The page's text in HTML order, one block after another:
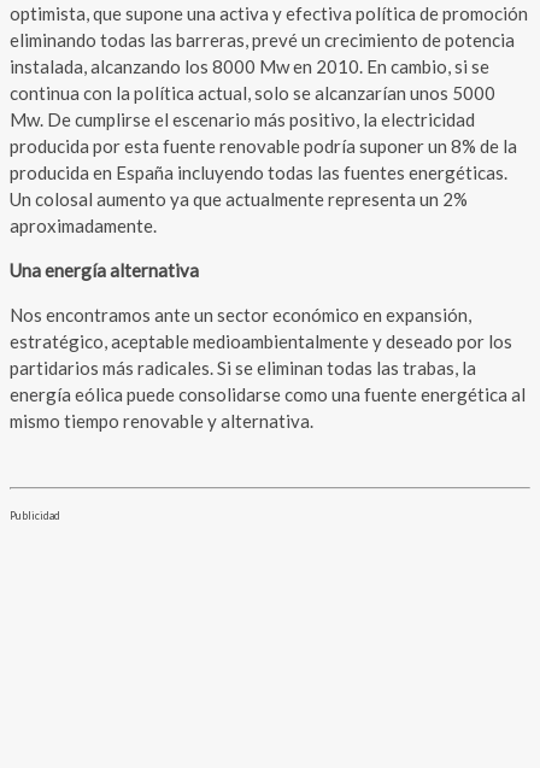
optimista, que supone una activa y efectiva política de promoción
eliminando todas las barreras, prevé un crecimiento de potencia
instalada, alcanzando los 8000 Mw en 2010. En cambio, si se
continua con la política actual, solo se alcanzarían unos 5000
Mw. De cumplirse el escenario más positivo, la electricidad
producida por esta fuente renovable podría suponer un 8% de la
producida en España incluyendo todas las fuentes energéticas.
Un colosal aumento ya que actualmente representa un 2%
aproximadamente.
Una energía alternativa
Nos encontramos ante un sector económico en expansión,
estratégico, aceptable medioambientalmente y deseado por los
partidarios más radicales. Si se eliminan todas las trabas, la
energía eólica puede consolidarse como una fuente energética al
mismo tiempo renovable y alternativa.
Publicidad